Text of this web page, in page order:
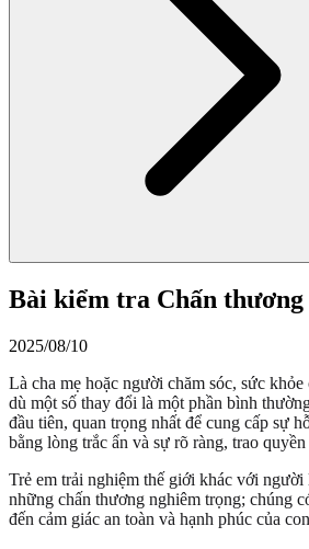
Bài kiểm tra Chấn
2025/08/10
Là cha mẹ hoặc người chăm sóc, sức
dù một số thay đổi là một phần bình
đầu tiên, quan trọng nhất để cung cấp sự
bằng lòng trắc ẩn và sự rõ ràng, trao
Trẻ em trải nghiệm thế giới khác với
những chấn thương nghiêm trọng; chúng
đến cảm giác an toàn và hạnh phúc của